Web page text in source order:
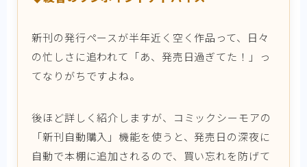
新刊の発行ペースが半年近く空く作品って、日々
の忙しさに追われて「あ、発売日過ぎてた！」っ
てなりがちですよね。
後ほど詳しく紹介しますが、コミックシーモアの
「新刊自動購入」機能を使うと、発売日の深夜に
自動で本棚に追加されるので、買い忘れを防げて